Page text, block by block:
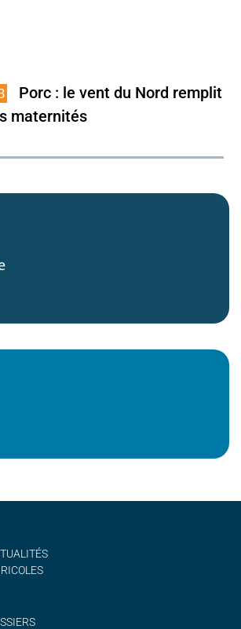
Porc : le vent du Nord remplit
maternités